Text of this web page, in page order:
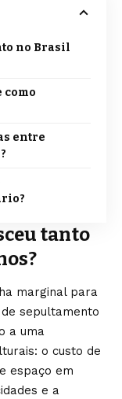
no Brasil
como
entre
tanto
marginal para
sepultamento
a uma
o custo de
espaço em
e a